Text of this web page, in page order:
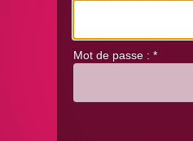
Mot de passe : *